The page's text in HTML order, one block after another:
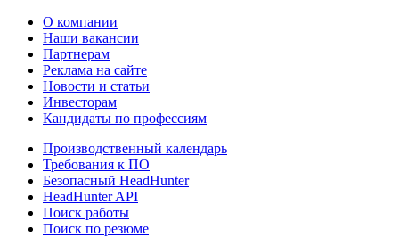
О компании
Наши вакансии
Партнерам
Реклама на сайте
Новости и статьи
Инвесторам
Кандидаты по профессиям
Производственный календарь
Требования к ПО
Безопасный HeadHunter
HeadHunter API
Поиск работы
Поиск по резюме